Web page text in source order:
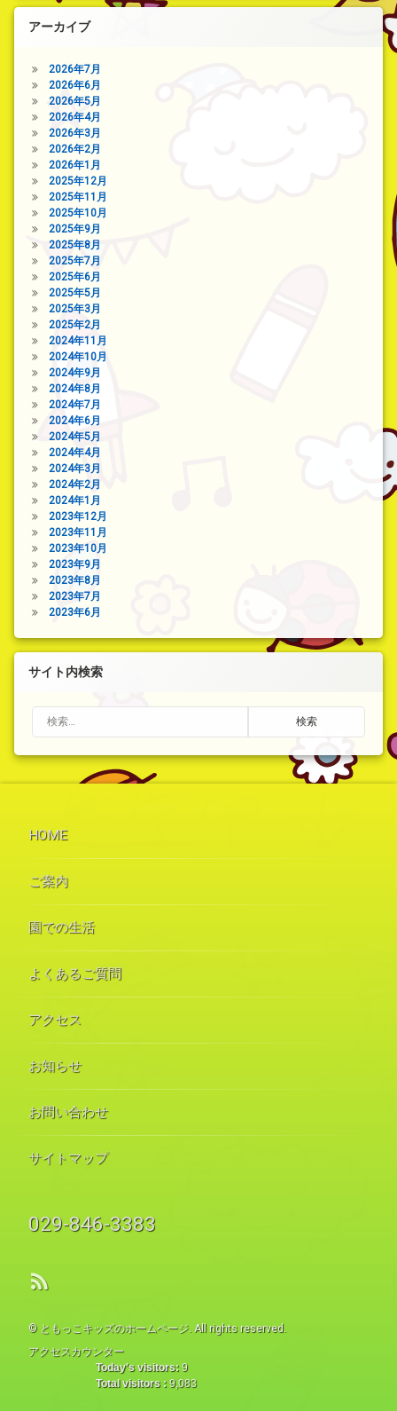
アーカイブ
2026年7月
2026年6月
2026年5月
2026年4月
2026年3月
2026年2月
2026年1月
2025年12月
2025年11月
2025年10月
2025年9月
2025年8月
2025年7月
2025年6月
2025年5月
2025年3月
2025年2月
2024年11月
2024年10月
2024年9月
2024年8月
2024年7月
2024年6月
2024年5月
2024年4月
2024年3月
2024年2月
2024年1月
2023年12月
2023年11月
2023年10月
2023年9月
2023年8月
2023年7月
2023年6月
サイト内検索
HOME
ご案内
園での生活
よくあるご質問
アクセス
お知らせ
お問い合わせ
サイトマップ
電話番号:
029-846-3383
RSS
© ともっこキッズのホームページ. All rights reserved.
アクセスカウンター
Today's visitors: 9
Total visitors : 9,083